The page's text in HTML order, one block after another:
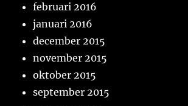
februari 2016
januari 2016
december 2015
november 2015
oktober 2015
september 2015